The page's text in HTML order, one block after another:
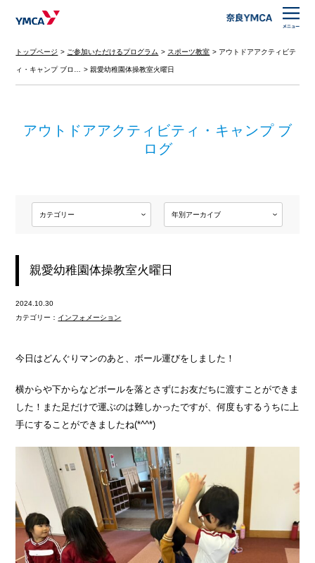
トップページ ご参加いただけるプログラム スポーツ教室 アウトドアアクティビテ
ィ・キャンプ ブロ… 親愛幼稚園体操教室火曜日
アウトドアアクティビティ・キャンプ ブ
ログ
親愛幼稚園体操教室火曜日
2024.10.30
カテゴリー： インフォメーション
今日はどんぐりマンのあと、ボール運びをしました！
横からや下からなどボールを落とさずにお友だちに渡すことができま
した！また足だけで運ぶのは難しかったですが、何度もするうちに上
手にすることができましたね(*^^*)